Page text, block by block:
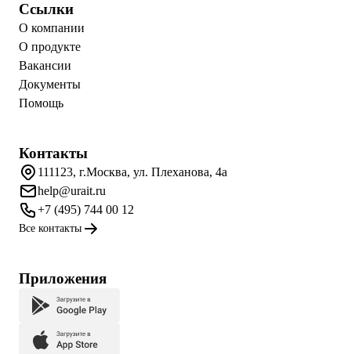
Ссылки
О компании
О продукте
Вакансии
Документы
Помощь
Контакты
111123, г.Москва, ул. Плеханова, 4а
help@urait.ru
+7 (495) 744 00 12
Все контакты
Приложения